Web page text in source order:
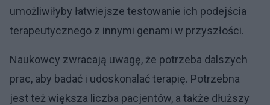
umożliwiłyby łatwiejsze testowanie ich podejścia
terapeutycznego z innymi genami w przyszłości.
Naukowcy zwracają uwagę, że potrzeba dalszych
prac, aby badać i udoskonalać terapię. Potrzebna
jest też większa liczba pacjentów, a także dłuższy